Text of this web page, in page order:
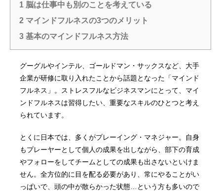
1脳は仕事中も別のことを考えている
2マインドフルネスの3つのメリット
3基本のマインドフルネス方法
グーグルやインテル、ゴールドマン・サックスなど、大手
企業が研修に取り入れたことから話題となった「マインド
フルネス」。ストレスフルなビジネスマンにとって、マイ
ンドフルネスは習得したい、重要なスキルのひとつと考え
られています。
とくに日本では、多くがプレーイング・マネジャー。自身
もプレーヤーとして個人の成果を出しながら、部下の育成
やフォローをしてチームとしての成果も出さないといけま
せん。全方位的に目を配る必要があり、常にやることがい
っぱいで、頭の中が散らかった状態…という方も多いので